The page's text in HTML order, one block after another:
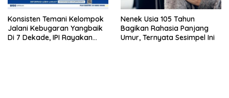
Konsisten Temani Kelompok
Jalani Kebugaran Yangbaik
Di 7 Dekade, IPI Rayakan
Nenek Usia 105 Tahun
Bagikan Rahasia Panjang
Umur, Ternyata Sesimpel Ini